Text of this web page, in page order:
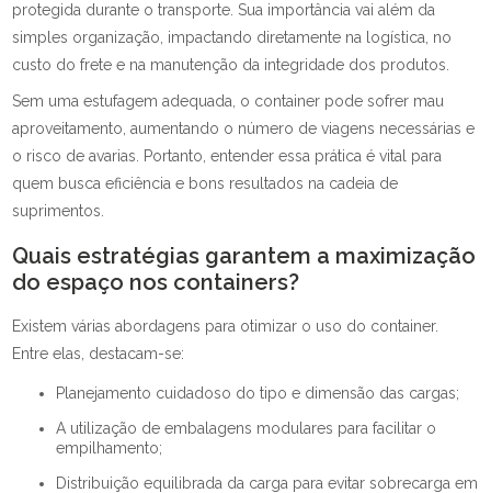
protegida durante o transporte. Sua importância vai além da
simples organização, impactando diretamente na logística, no
custo do frete e na manutenção da integridade dos produtos.
Sem uma estufagem adequada, o container pode sofrer mau
aproveitamento, aumentando o número de viagens necessárias e
o risco de avarias. Portanto, entender essa prática é vital para
quem busca eficiência e bons resultados na cadeia de
suprimentos.
Quais estratégias garantem a maximização
do espaço nos containers?
Existem várias abordagens para otimizar o uso do container.
Entre elas, destacam-se:
Planejamento cuidadoso do tipo e dimensão das cargas;
A utilização de embalagens modulares para facilitar o
empilhamento;
Distribuição equilibrada da carga para evitar sobrecarga em